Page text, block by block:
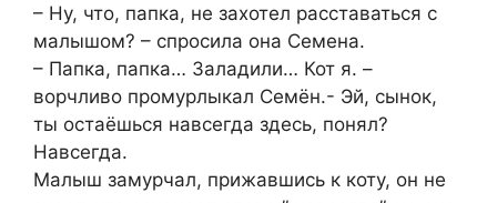
– Ну, что, папка, не захотел расставаться с
малышом? – спросила она Семена.
– Папка, папка… Заладили… Кот я. –
ворчливо промурлыкал Семён.- Эй, сынок,
ты остаёшься навсегда здесь, понял?
Навсегда.
Малыш замурчал, прижавшись к коту, он не